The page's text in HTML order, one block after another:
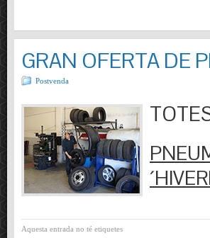
GRAN OFERTA DE
Postvenda
Aquesta entrada no té etiquetes